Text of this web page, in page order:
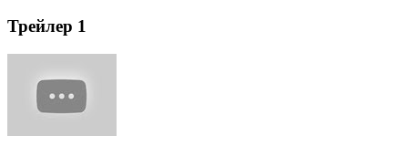
Трейлер 1